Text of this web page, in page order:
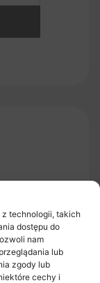
technologii, takich
dostępu do
nam
lub
zgody lub
cechy i